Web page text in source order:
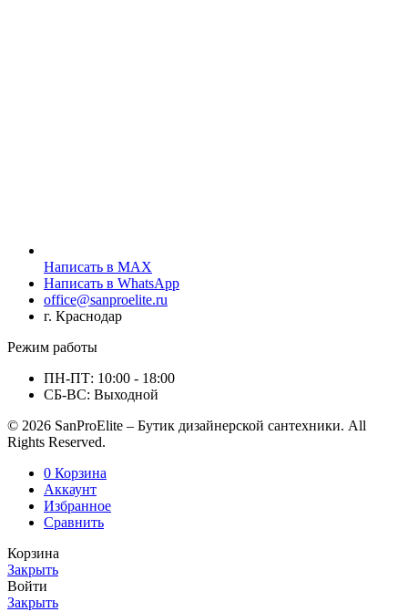
Написать в MAX
Написать в WhatsApp
office@sanproelite.ru
г. Краснодар
Режим работы
ПН-ПТ: 10:00 - 18:00
СБ-ВС: Выходной
© 2026 SanProElite – Бутик дизайнерской сантехники. All
Rights Reserved.
0 Корзина
Аккаунт
Избранное
Сравнить
Корзина
Закрыть
Войти
Закрыть